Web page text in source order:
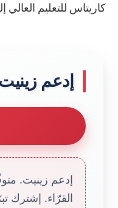
كاريتاس للتعليم العالي
إدعم
إدعم زينيت.
القرّاء. إشترك